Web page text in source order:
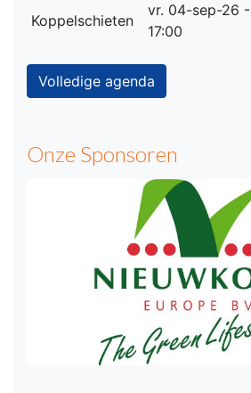
Koppelschieten
vr. 04-sep-26 -
17:00
Volledige agenda
Onze Sponsoren